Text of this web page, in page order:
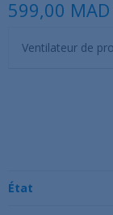
599,00 MAD
Ventilateur de
État